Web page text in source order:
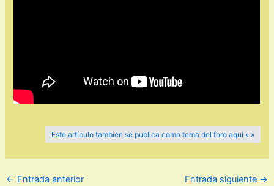
Este artículo también se publica como tema del foro aquí » »
← Entrada anterior Entrada siguiente →